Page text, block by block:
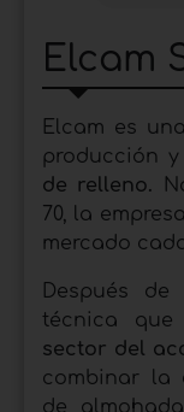
Elcam
Elcam es
producción
de relleno.
70, la
mercado
Después
técnica
sector del
combinar la
de